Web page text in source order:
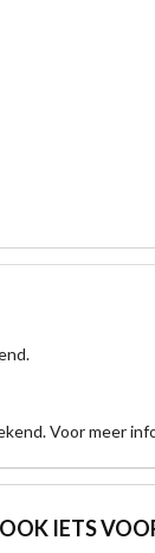
Voor meer
IETS